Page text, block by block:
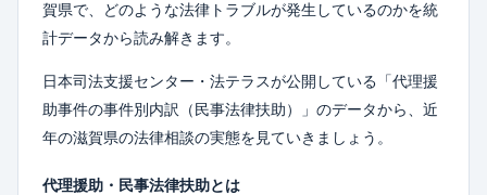
賀県で、どのような法律トラブルが発生しているのかを統
計データから読み解きます。
日本司法支援センター・法テラスが公開している「代理援
助事件の事件別内訳（民事法律扶助）」のデータから、近
年の滋賀県の法律相談の実態を見ていきましょう。
代理援助・民事法律扶助とは